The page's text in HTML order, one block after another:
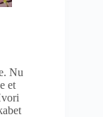
Nu
et